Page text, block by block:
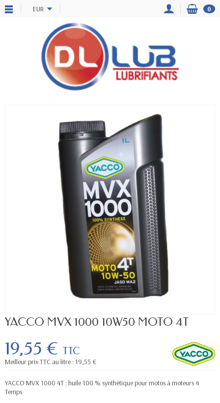
EUR 0
YACCO MVX 1000 10W50 MOTO 4T
19,55 € TTC
Meilleur prix TTC au litre : 19,55 €
YACCO MVX 1000 4T : huile 100 % synthétique pour motos à moteurs 4
Temps